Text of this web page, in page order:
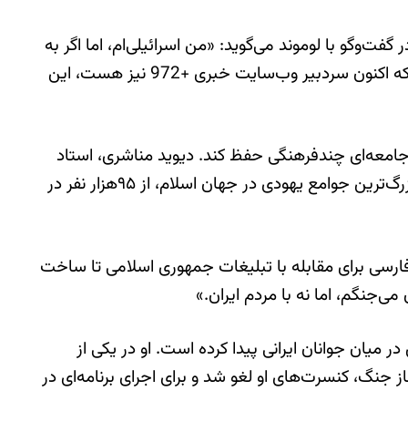
با لوموند می‌گوید: «من اسرائیلی‌ام، اما اگر به
گذشته برگردم، هرگز به ارتش نمی‌پیوندم. حملات به ایران برایم ویرانگر بود. کشورم داشت کشورم را بمباران می‌کرد.» نوی، که اکنون سردبیر وب‌سایت خبری +972 نیز هست، این
جامعه‌ای چندفرهنگی حفظ کند. دیوید مناشری، استاد
مطالعات ایران در دانشگاه تل‌آویو، با اشاره به کاهش چشمگیر جمعیت یهودیان در ایران می‌گوید: «یکی از قدیمی‌ترین و بزرگ‌ترین جوامع یهودی در جهان اسلام، از ۹۵هزار نفر در
برای مقابله با تبلیغات جمهوری اسلامی تا ساخت
اما نه با مردم ایران.»
سریال «تهران» نیز با بازخوانی موسیقی پاپ ایرانی دهه ۷۰، محبوبیت زیادی در میان جوانان ایرانی پیدا کرده است. او در یکی از
جنگ، کنسرت‌های او لغو شد و برای اجرای برنامه‌ای در